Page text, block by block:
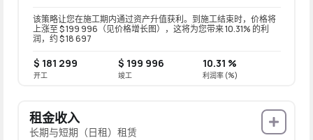
该策略让您在施工期内通过资产升值获利。到施工结束时，价格将
上涨至 $ 199 996（见价格增长图），这将为您带来 10.31% 的利
润，约 $ 18 697
$ 181 299
开工
$ 199 996
竣工
10.31 %
利润率 (%)
租金收入
长期与短期（日租）租赁